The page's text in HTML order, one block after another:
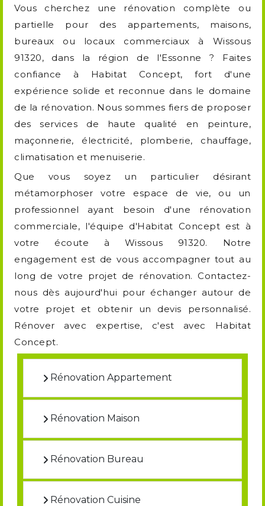
Vous cherchez une rénovation complète ou
partielle pour des appartements, maisons,
bureaux ou locaux commerciaux à Wissous
91320, dans la région de l'Essonne ? Faites
confiance à Habitat Concept, fort d'une
expérience solide et reconnue dans le domaine
de la rénovation. Nous sommes fiers de proposer
des services de haute qualité en peinture,
maçonnerie, électricité, plomberie, chauffage,
climatisation et menuiserie.
Que vous soyez un particulier désirant
métamorphoser votre espace de vie, ou un
professionnel ayant besoin d'une rénovation
commerciale, l'équipe d'Habitat Concept est à
votre écoute à Wissous 91320. Notre
engagement est de vous accompagner tout au
long de votre projet de rénovation. Contactez-
nous dès aujourd'hui pour échanger autour de
votre projet et obtenir un devis personnalisé.
Rénover avec expertise, c'est avec Habitat
Concept.
Rénovation Appartement
Rénovation Maison
Rénovation Bureau
Rénovation Cuisine